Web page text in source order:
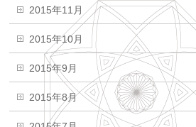
2015年11月
2015年10月
2015年9月
2015年8月